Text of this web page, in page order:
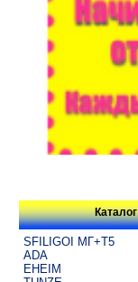
Каталог
SFILIGOI МГ+Т5
ADA
EHEIM